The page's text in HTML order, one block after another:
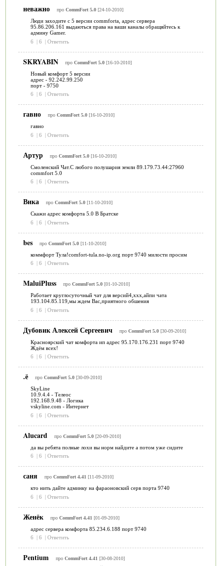
неважно про CommFort 5.0[24-10-2010]
Люди заходите с 5 версии commforta, адрес сервера
95.86.206.161 выдаються права на ваши каналы обращяйтесь к
админу Gamer.
6
| 6 | Ответить
SKRYABIN про CommFort 5.0[16-10-2010]
Новый комфорт 5 версии
адрес - 92.242.99.250
порт - 9750
6
| 6 | Ответить
гавно про CommFort 5.0[16-10-2010]
гавно
6
| 6 | Ответить
Артур про CommFort 5.0[16-10-2010]
Смоленский Чат.С любого полушария земли 89.179.73.44:27960
commfort 5.0
6
| 6 | Ответить
Вика про CommFort 5.0[11-10-2010]
Скажи адрес комфорта 5.0 В Братске
6
| 6 | Ответить
bes про CommFort 5.0[11-10-2010]
коммфорт Тула!comfort-tula.no-ip.org порт 9740 милости просим
6
| 6 | Ответить
MaluiPluss про CommFort 5.0[01-10-2010]
Работает круглосуточный чат для версий4,ххх,айпи чата
193.104.85.119,мы ждем Вас,приятного обшения
6
| 6 | Ответить
Дубовик Алексей Сергеевич про CommFort 5.0[30-09-2010]
Красноярский чат комфорта ип адрес 95.170.176.231 порт 9740
Ждём всех!
6
| 6 | Ответить
.ё про CommFort 5.0[30-09-2010]
SkyLine
10.9.4.4 - Телеос
192.168.9.48 - Логика
vskyline.com - Интернет
6
| 6 | Ответить
Alucard про CommFort 5.0[20-09-2010]
да вы ребята полные лохи вы норм найдите а потом уже сидите
6
| 6 | Ответить
саня про CommFort 4.41 [11-09-2010]
кто нить дайте админку на фараоновский серв порта 9740
6
| 6 | Ответить
Женёк про CommFort 4.41 [01-09-2010]
адрес сервера комфорта 85.234.6.188 порт 9740
6
| 6 | Ответить
Pentium про CommFort 4.41 [30-08-2010]